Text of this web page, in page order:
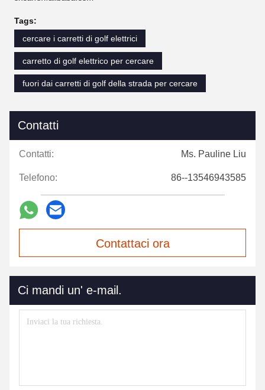
Tags:
cercare i carretti di golf elettrici
carretto di golf elettrico per cercare
fuori dai carretti di golf della strada per cercare
Contatti
Contatti: Ms. Pauline Liu
Telefono: 86--13546943585
Contattaci ora
Ci mandi un' e-mail.